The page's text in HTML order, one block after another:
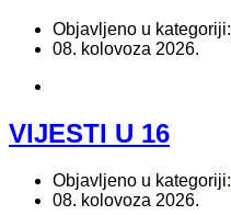
Objavljeno u kategoriji:
08. kolovoza 2026.
VIJESTI U 16
Objavljeno u kategoriji:
08. kolovoza 2026.